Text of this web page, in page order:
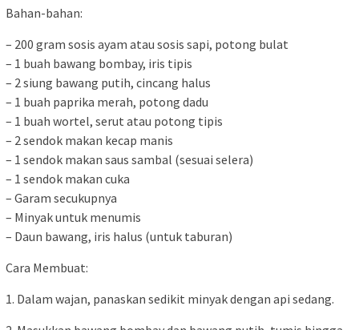
Bahan-bahan:
– 200 gram sosis ayam atau sosis sapi, potong bulat
– 1 buah bawang bombay, iris tipis
– 2 siung bawang putih, cincang halus
– 1 buah paprika merah, potong dadu
– 1 buah wortel, serut atau potong tipis
– 2 sendok makan kecap manis
– 1 sendok makan saus sambal (sesuai selera)
– 1 sendok makan cuka
– Garam secukupnya
– Minyak untuk menumis
– Daun bawang, iris halus (untuk taburan)
Cara Membuat:
1. Dalam wajan, panaskan sedikit minyak dengan api sedang.